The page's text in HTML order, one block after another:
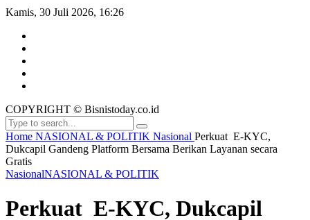
Kamis, 30 Juli 2026, 16:26
COPYRIGHT © Bisnistoday.co.id
Home NASIONAL & POLITIK Nasional Perkuat E-KYC,
Dukcapil Gandeng Platform Bersama Berikan Layanan secara
Gratis
NasionalNASIONAL & POLITIK
Perkuat E-KYC, Dukcapil